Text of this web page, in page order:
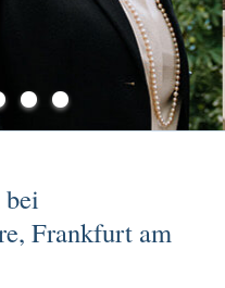
Frankfurt am